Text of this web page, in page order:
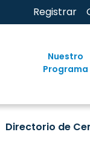
Registrar
Nuestro
Programa
Directorio de